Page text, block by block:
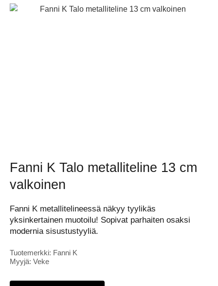
Fanni K Talo metalliteline 13 cm
valkoinen
Fanni K metallitelineessä näkyy tyylikäs
yksinkertainen muotoilu! Sopivat parhaiten osaksi
modernia sisustustyyliä.
Tuotemerkki: Fanni K
Myyjä: Veke